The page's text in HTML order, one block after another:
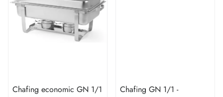
Chafing economic GN 1/1
Chafing GN 1/1 -